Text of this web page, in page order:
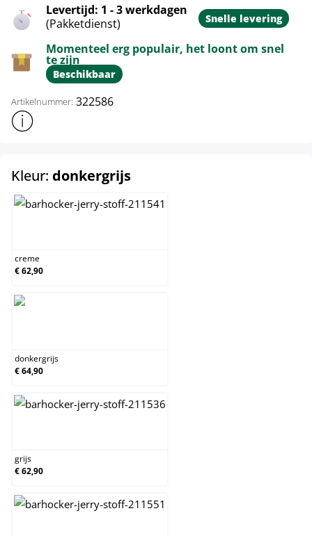
Levertijd: 1 - 3 werkdagen
(Pakketdienst)
Snelle levering
Momenteel erg populair, het loont om snel
te zijn
Beschikbaar
Artikelnummer: 322586
Toon meer productinformatie
Kleur: donkergrijsselect
creme
€ 62,90
donkergrijs
€ 64,90
grijs
€ 62,90